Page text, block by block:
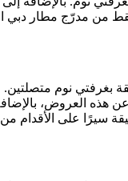
ملائمة لأي أحداث متعلّقة بأعمالك. وتقع شقق
واسع بالمساحة مع ديكور عصري، يقدّم سافوي كريست 84 غرفة استوديو
العروض،
من مكتب الاستقبال. بفضل موقعه الاستثنائي، يبعد سافوي كريست